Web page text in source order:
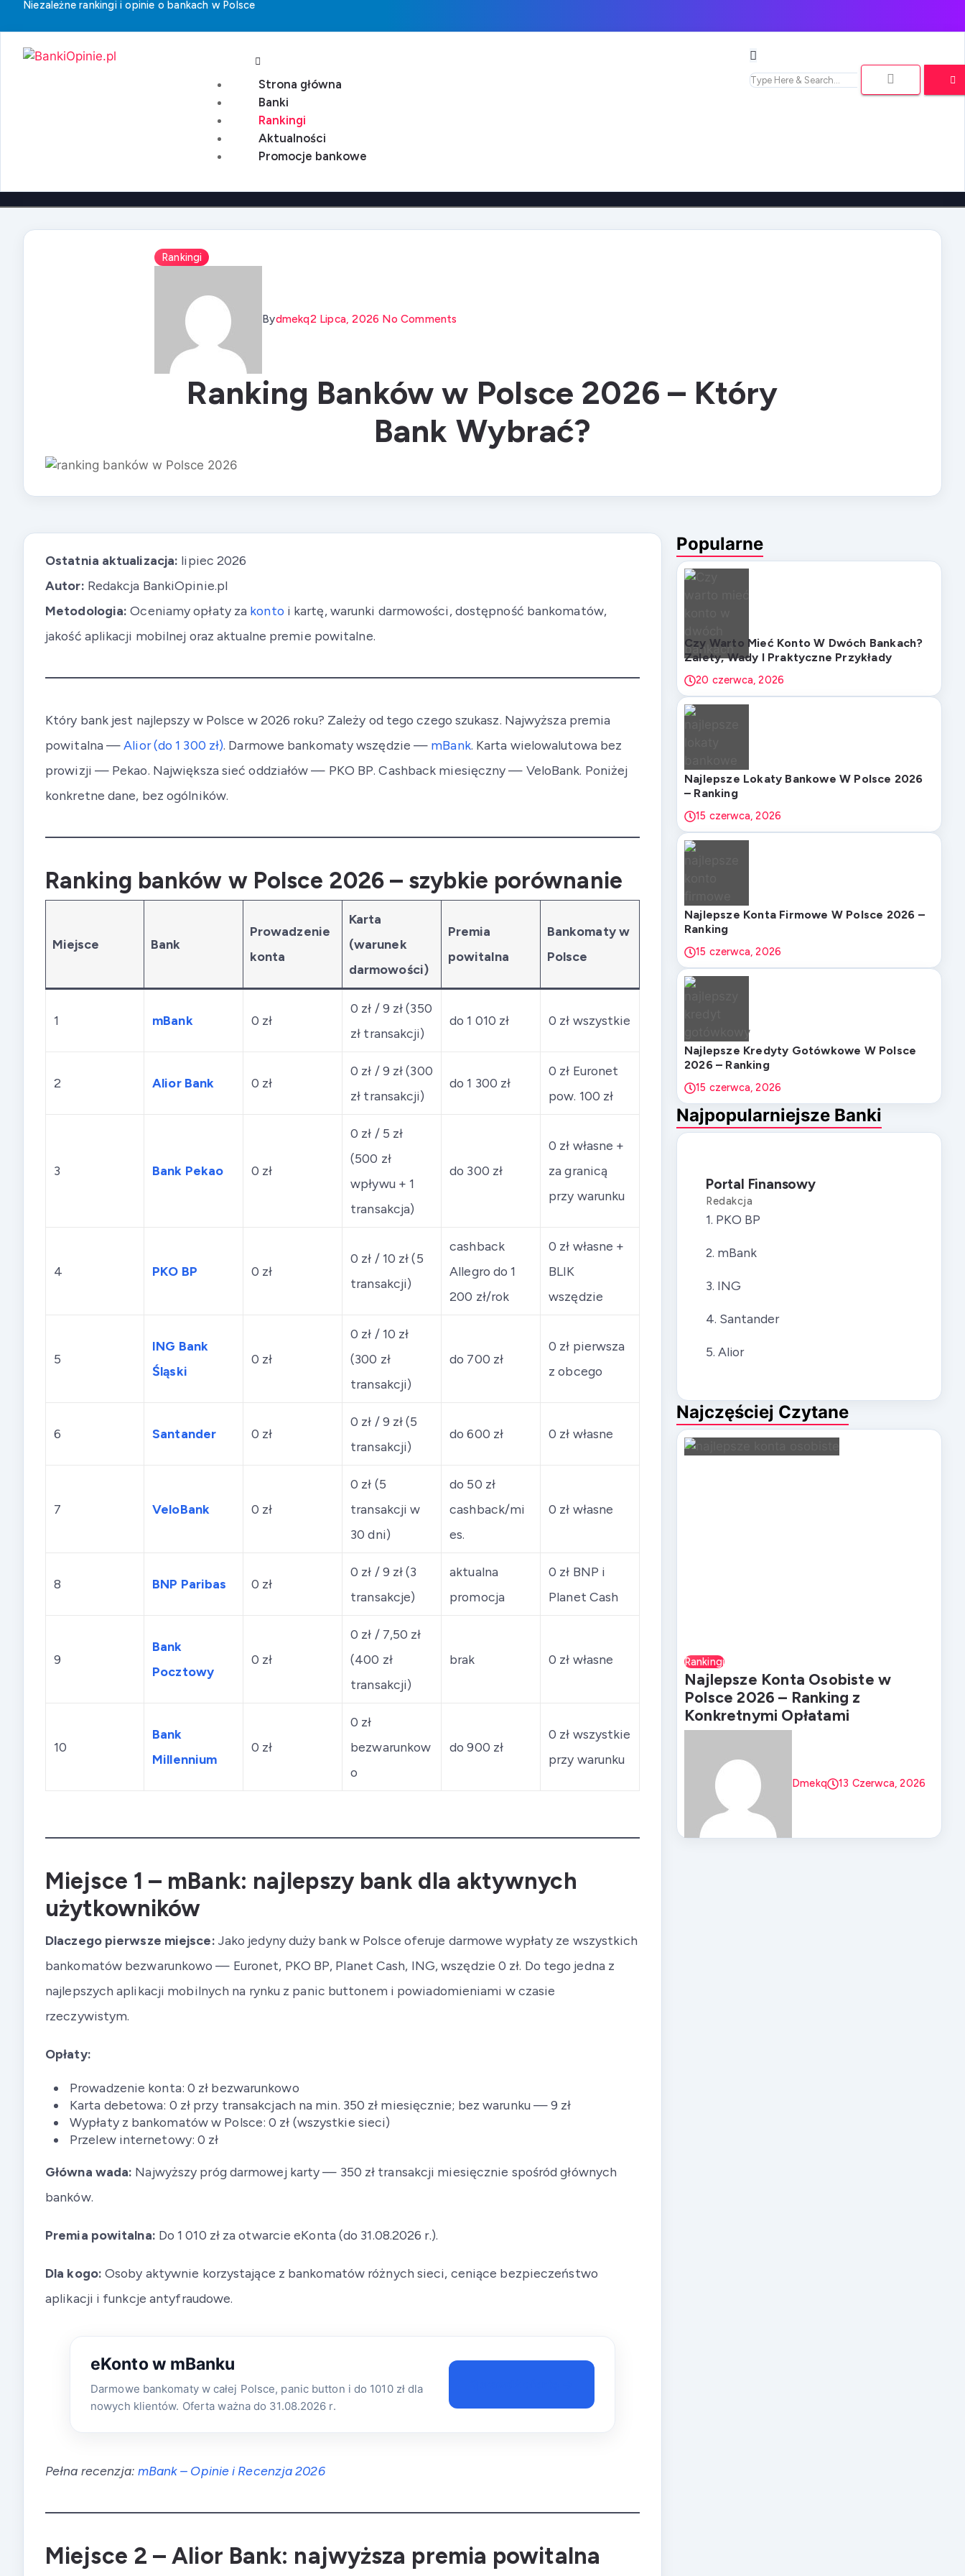
Niezależne rankingi i opinie o bankach w Polsce
Strona główna
Banki
Rankingi
Aktualności
Promocje bankowe
Rankingi
ByDmekq2 Lipca, 2026 No Comments
Ranking Banków w Polsce 2026 – Który
Bank Wybrać?
Ostatnia aktualizacja: lipiec 2026
Autor: Redakcja BankiOpinie.pl
Metodologia: Oceniamy opłaty za konto i kartę, warunki darmowości, dostępność bankomatów,
jakość aplikacji mobilnej oraz aktualne premie powitalne.
Który bank jest najlepszy w Polsce w 2026 roku? Zależy od tego czego szukasz. Najwyższa premia
powitalna —Alior (do 1 300 zł). Darmowe bankomaty wszędzie — mBank. Karta wielowalutowa bez
prowizji — Pekao. Największa sieć oddziałów — PKO BP. Cashback miesięczny — VeloBank. Poniżej
konkretne dane, bez ogólników.
Ranking banków w Polsce 2026 – szybkie porównanie
Miejsce Bank
Prowadzenie
konta
Karta
(warunek
darmowości)
Premia
powitalna
Bankomaty w
Polsce
1 mBank 0 zł
0 zł / 9 zł (350
zł transakcji)
do 1 010 zł 0 zł wszystkie
2 Alior Bank 0 zł
0 zł / 9 zł (300
zł transakcji)
do 1 300 zł
0 zł Euronet
pow. 100 zł
3 Bank Pekao 0 zł
0 zł / 5 zł
(500 zł
wpływu + 1
transakcja)
do 300 zł
0 zł własne +
za granicą
przy warunku
4 PKO BP 0 zł
0 zł / 10 zł (5
transakcji)
cashback
Allegro do 1
200 zł/rok
0 zł własne +
BLIK
wszędzie
5
ING Bank
Śląski
0 zł
0 zł / 10 zł
(300 zł
transakcji)
do 700 zł
0 zł pierwsza
z obcego
6 Santander 0 zł
0 zł / 9 zł (5
transakcji)
do 600 zł 0 zł własne
7 VeloBank 0 zł
0 zł (5
transakcji w
30 dni)
do 50 zł
cashback/mi
es.
0 zł własne
8 BNP Paribas 0 zł
0 zł / 9 zł (3
transakcje)
aktualna
promocja
0 zł BNP i
Planet Cash
9
Bank
Pocztowy
0 zł
0 zł / 7,50 zł
(400 zł
transakcji)
brak 0 zł własne
10
Bank
Millennium
0 zł
0 zł
bezwarunkow
o
do 900 zł
0 zł wszystkie
przy warunku
Miejsce 1 – mBank: najlepszy bank dla aktywnych
użytkowników
Dlaczego pierwsze miejsce: Jako jedyny duży bank w Polsce oferuje darmowe wypłaty ze wszystkich
bankomatów bezwarunkowo — Euronet, PKO BP, Planet Cash, ING, wszędzie 0 zł. Do tego jedna z
najlepszych aplikacji mobilnych na rynku z panic buttonem i powiadomieniami w czasie
rzeczywistym.
Opłaty:
Prowadzenie konta: 0 zł bezwarunkowo
Karta debetowa: 0 zł przy transakcjach na min. 350 zł miesięcznie; bez warunku — 9 zł
Wypłaty z bankomatów w Polsce: 0 zł (wszystkie sieci)
Przelew internetowy: 0 zł
Główna wada: Najwyższy próg darmowej karty — 350 zł transakcji miesięcznie spośród głównych
banków.
Premia powitalna: Do 1 010 zł za otwarcie eKonta (do 31.08.2026 r.).
Dla kogo: Osoby aktywnie korzystające z bankomatów różnych sieci, ceniące bezpieczeństwo
aplikacji i funkcje antyfraudowe.
eKonto w mBanku
Darmowe bankomaty w całej Polsce, panic button i do 1010 zł dla
nowych klientów. Oferta ważna do 31.08.2026 r.
Pełna recenzja: mBank – Opinie i Recenzja 2026
Miejsce 2 – Alior Bank: najwyższa premia powitalna
Popularne
Czy Warto Mieć Konto W Dwóch Bankach?
Zalety, Wady I Praktyczne Przykłady
20 czerwca, 2026
Najlepsze Lokaty Bankowe W Polsce 2026
– Ranking
15 czerwca, 2026
Najlepsze Konta Firmowe W Polsce 2026 –
Ranking
15 czerwca, 2026
Najlepsze Kredyty Gotówkowe W Polsce
2026 – Ranking
15 czerwca, 2026
Najpopularniejsze Banki
Portal Finansowy
Redakcja
1. PKO BP
2. mBank
3. ING
4. Santander
5. Alior
Najczęściej Czytane
Rankingi
Najlepsze Konta Osobiste w
Polsce 2026 – Ranking z
Konkretnymi Opłatami
Dmekq 13 Czerwca, 2026